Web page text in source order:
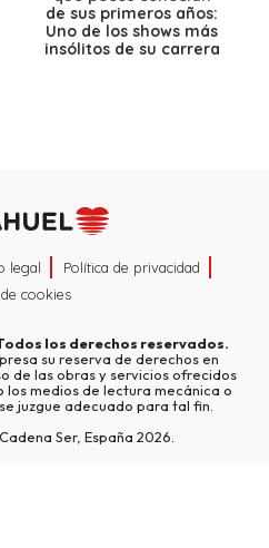
de sus primeros años:
Uno de los shows más
insólitos de su carrera
legal
Política de privacidad
cookies
los derechos reservados.
su reserva de derechos en
de las obras y servicios ofrecidos
medios de lectura mecánica o
juzgue adecuado para tal fin.
Ser, España 2026.